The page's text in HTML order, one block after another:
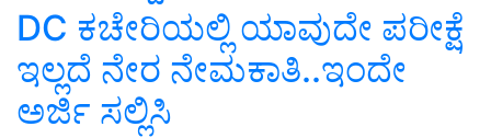
DC ಕಚೇರಿಯಲ್ಲಿ ಯಾವುದೇ ಪರೀಕ್ಷೆ
ಇಲ್ಲದೆ ನೇರ ನೇಮಕಾತಿ..ಇಂದೇ
ಅರ್ಜಿ ಸಲ್ಲಿಸಿ